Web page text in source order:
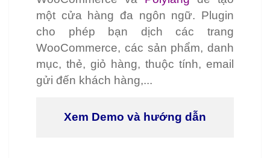
một cửa hàng đa ngôn ngữ. Plugin
cho phép bạn dịch các trang
WooCommerce, các sản phẩm, danh
mục, thẻ, giỏ hàng, thuộc tính, email
gửi đến khách hàng,...
Xem Demo và hướng dẫn